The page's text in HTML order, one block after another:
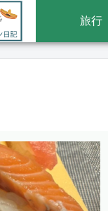
旅行